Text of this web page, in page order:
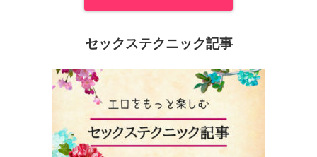
セックステクニック記事